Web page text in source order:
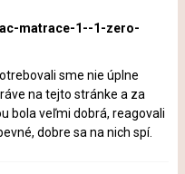
matrace-1--1-zero-
sme nie úplne
na tejto stránke a za
bola veľmi dobrá, reagovali
dobre sa na nich spí.